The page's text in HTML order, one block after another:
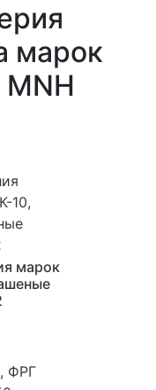
марок
марок